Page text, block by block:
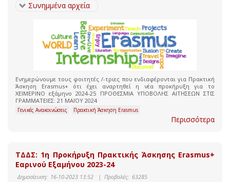
Συνημμένα αρχεία
Ενημερώνουμε τους φοιτητές /-τριες που ενδιαφέρονται για Πρακτική
Άσκηση Erasmus+ ότι έχει αναρτηθεί η νέα προκήρυξη για το
ΧΕΙΜΕΡΙΝΟ εξάμηνο 2024-25 ΠΡΟΘΕΣΜΙΑ ΥΠΟΒΟΛΗΣ ΑΙΤΗΣΕΩΝ ΣΤΙΣ
ΓΡΑΜΜΑΤΕΙΕΣ: 21 ΜΑΪΟΥ 2024
Γενικές Ανακοινώσεις Πρακτική Άσκηση Erasmus
Περισσότερα
ΤΔΔΣ: 1η Προκήρυξη Πρακτικής Άσκησης Erasmus+
Εαρινού Εξαμήνου 2023-24
Δημοσίευση: 16-10-2023 13:52 | Προβολές: 63285